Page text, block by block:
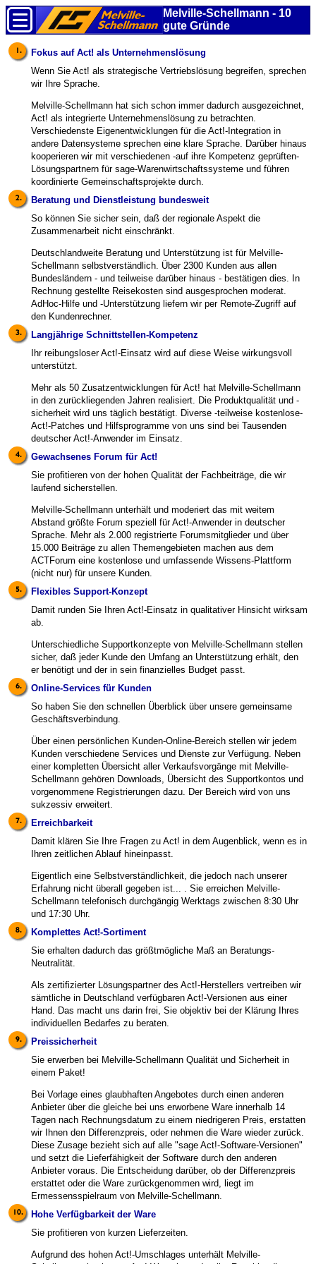
Melville-Schellmann - 10
gute Gründe
Fokus auf Act! als Unternehmenslösung
Wenn Sie Act! als strategische Vertriebslösung begreifen, sprechen
wir Ihre Sprache.
Melville-Schellmann hat sich schon immer dadurch ausgezeichnet,
Act! als integrierte Unternehmenslösung zu betrachten.
Verschiedenste Eigenentwicklungen für die Act!-Integration in
andere Datensysteme sprechen eine klare Sprache. Darüber hinaus
kooperieren wir mit verschiedenen -auf ihre Kompetenz geprüften-
Lösungspartnern für sage-Warenwirtschaftssysteme und führen
koordinierte Gemeinschaftsprojekte durch.
Beratung und Dienstleistung bundesweit
So können Sie sicher sein, daß der regionale Aspekt die
Zusammenarbeit nicht einschränkt.
Deutschlandweite Beratung und Unterstützung ist für Melville-
Schellmann selbstverständlich. Über 2300 Kunden aus allen
Bundesländern - und teilweise darüber hinaus - bestätigen dies. In
Rechnung gestellte Reisekosten sind ausgesprochen moderat.
AdHoc-Hilfe und -Unterstützung liefern wir per Remote-Zugriff auf
den Kundenrechner.
Langjährige Schnittstellen-Kompetenz
Ihr reibungsloser Act!-Einsatz wird auf diese Weise wirkungsvoll
unterstützt.
Mehr als 50 Zusatzentwicklungen für Act! hat Melville-Schellmann
in den zurückliegenden Jahren realisiert. Die Produktqualität und -
sicherheit wird uns täglich bestätigt. Diverse -teilweise kostenlose-
Act!-Patches und Hilfsprogramme von uns sind bei Tausenden
deutscher Act!-Anwender im Einsatz.
Gewachsenes Forum für Act!
Sie profitieren von der hohen Qualität der Fachbeiträge, die wir
laufend sicherstellen.
Melville-Schellmann unterhält und moderiert das mit weitem
Abstand größte Forum speziell für Act!-Anwender in deutscher
Sprache. Mehr als 2.000 registrierte Forumsmitglieder und über
15.000 Beiträge zu allen Themengebieten machen aus dem
ACTForum eine kostenlose und umfassende Wissens-Plattform
(nicht nur) für unsere Kunden.
Flexibles Support-Konzept
Damit runden Sie Ihren Act!-Einsatz in qualitativer Hinsicht wirksam
ab.
Unterschiedliche Supportkonzepte von Melville-Schellmann stellen
sicher, daß jeder Kunde den Umfang an Unterstützung erhält, den
er benötigt und der in sein finanzielles Budget passt.
Online-Services für Kunden
So haben Sie den schnellen Überblick über unsere gemeinsame
Geschäftsverbindung.
Über einen persönlichen Kunden-Online-Bereich stellen wir jedem
Kunden verschiedene Services und Dienste zur Verfügung. Neben
einer kompletten Übersicht aller Verkaufsvorgänge mit Melville-
Schellmann gehören Downloads, Übersicht des Supportkontos und
vorgenommene Registrierungen dazu. Der Bereich wird von uns
sukzessiv erweitert.
Erreichbarkeit
Damit klären Sie Ihre Fragen zu Act! in dem Augenblick, wenn es in
Ihren zeitlichen Ablauf hineinpasst.
Eigentlich eine Selbstverständlichkeit, die jedoch nach unserer
Erfahrung nicht überall gegeben ist... . Sie erreichen Melville-
Schellmann telefonisch durchgängig Werktags zwischen 8:30 Uhr
und 17:30 Uhr.
Komplettes Act!-Sortiment
Sie erhalten dadurch das größtmögliche Maß an Beratungs-
Neutralität.
Als zertifizierter Lösungspartner des Act!-Herstellers vertreiben wir
sämtliche in Deutschland verfügbaren Act!-Versionen aus einer
Hand. Das macht uns darin frei, Sie objektiv bei der Klärung Ihres
individuellen Bedarfes zu beraten.
Preissicherheit
Sie erwerben bei Melville-Schellmann Qualität und Sicherheit in
einem Paket!
Bei Vorlage eines glaubhaften Angebotes durch einen anderen
Anbieter über die gleiche bei uns erworbene Ware innerhalb 14
Tagen nach Rechnungsdatum zu einem niedrigeren Preis, erstatten
wir Ihnen den Differenzpreis, oder nehmen die Ware wieder zurück.
Diese Zusage bezieht sich auf alle "sage Act!-Software-Versionen"
und setzt die Lieferfähigkeit der Software durch den anderen
Anbieter voraus. Die Entscheidung darüber, ob der Differenzpreis
erstattet oder die Ware zurückgenommen wird, liegt im
Ermessensspielraum von Melville-Schellmann.
Hohe Verfügbarkeit der Ware
Sie profitieren von kurzen Lieferzeiten.
Aufgrund des hohen Act!-Umschlages unterhält Melville-